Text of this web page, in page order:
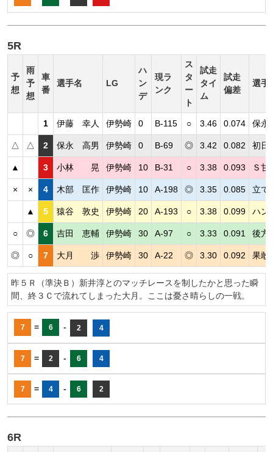
5R
予
想
雨
予
想
車
番
選手名 LG
ハ
ン
デ
現ラ
ンク
ス
タ
ー
ト
試走
タイ
ム
試走
偏差
選手
1 伊藤 幸人 伊勢崎 0 B-115 ○ 3.46 0.074 保永
△ △ 2 保永 高男 伊勢崎 0 B-69 ◎ 3.42 0.082 初日
▲ 3 小林 晃 伊勢崎 10 B-31 ○ 3.38 0.093 Ｓ甘
× × 4 木部 匡作 伊勢崎 10 A-198 ◎ 3.35 0.085 立て
▲ 5 猿谷 敦史 伊勢崎 20 A-193 ○ 3.38 0.099 ハン
○ ◎ 6 吉田 恵輔 伊勢崎 30 A-97 ○ 3.33 0.091 後方
◎ ○ 7 大月 渉 伊勢崎 30 A-22 ◎ 3.30 0.092 果敢
昨５Ｒ（準決Ｂ）新井淳とのマッチレースを制したかと思った瞬
間、終３Ｃで流れてしまった大月。ここは憂さ晴らしの一戦。
7 = 6 - 2 4
7 = 2 - 6 4
7 = 4 - 6 2
6R